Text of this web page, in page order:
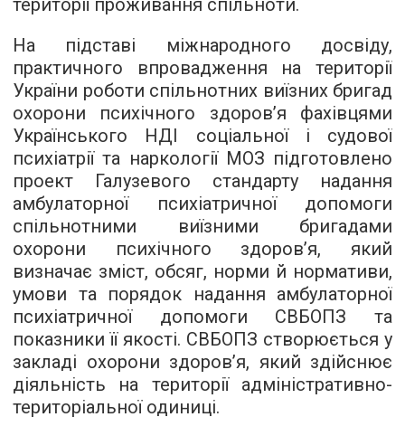
території проживання спільноти.
На підставі міжнародного досвіду,
практичного впровадження на території
України роботи спільнотних виїзних бригад
охорони психічного здоров’я фахівцями
Українського НДІ соціальної і судової
психіатрії та наркології МОЗ підготовлено
проект Галузевого стандарту надання
амбулаторної психіатричної допомоги
спільнотними виїзними бригадами
охорони психічного здоров’я, який
визначає зміст, обсяг, норми й нормативи,
умови та порядок надання амбулаторної
психіатричної допомоги СВБОПЗ та
показники її якості. СВБОПЗ створюється у
закладі охорони здоров’я, який здійснює
діяльність на території адміністративно-
територіальної одиниці.